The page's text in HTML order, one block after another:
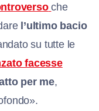
che
l’ultimo bacio
su tutte le
facesse
per me,